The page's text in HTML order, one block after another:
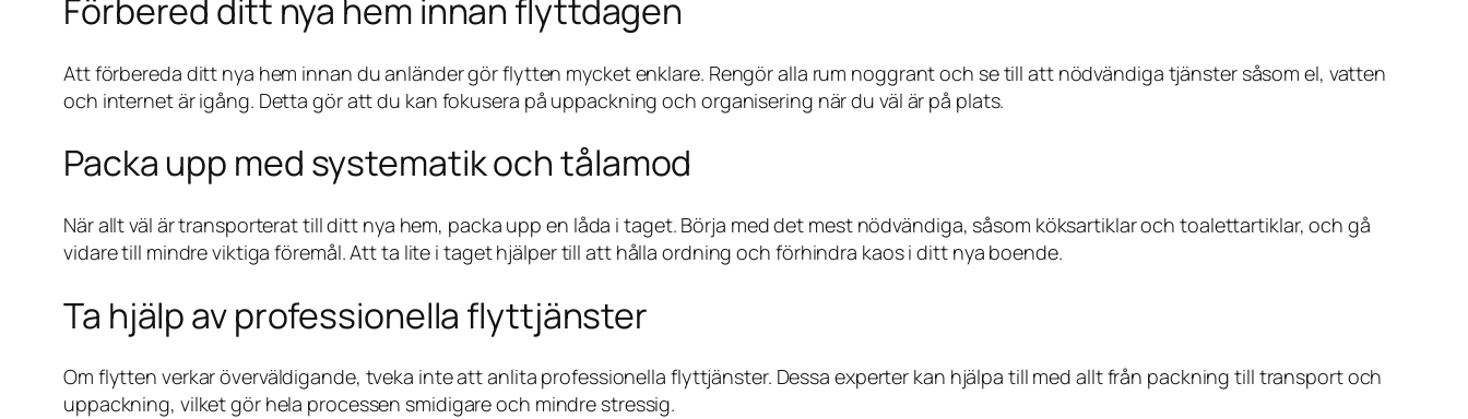
Förbered ditt nya hem innan flyttdagen
Att förbereda ditt nya hem innan du anländer gör flytten mycket enklare. Rengör alla rum noggrant och se till att nödvändiga tjänster såsom el, vatten
och internet är igång. Detta gör att du kan fokusera på uppackning och organisering när du väl är på plats.
Packa upp med systematik och tålamod
När allt väl är transporterat till ditt nya hem, packa upp en låda i taget. Börja med det mest nödvändiga, såsom köksartiklar och toalettartiklar, och gå
vidare till mindre viktiga föremål. Att ta lite i taget hjälper till att hålla ordning och förhindra kaos i ditt nya boende.
Ta hjälp av professionella flyttjänster
Om flytten verkar överväldigande, tveka inte att anlita professionella flyttjänster. Dessa experter kan hjälpa till med allt från packning till transport och
uppackning, vilket gör hela processen smidigare och mindre stressig.